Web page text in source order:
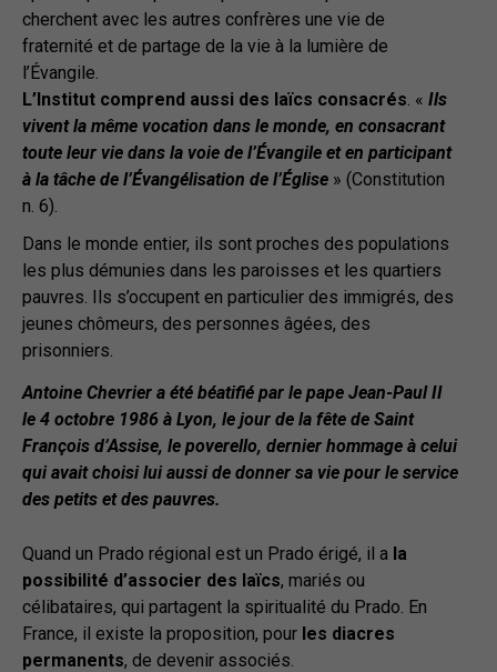
cherchent avec les autres confrères une vie de
fraternité et de partage de la vie à la lumière de
l’Évangile.
L’Institut comprend aussi des laïcs consacrés. « Ils
vivent la même vocation dans le monde, en consacrant
toute leur vie dans la voie de l’Évangile et en participant
à la tâche de l’Évangélisation de l’Église » (Constitution
n. 6).
Dans le monde entier, ils sont proches des populations
les plus démunies dans les paroisses et les quartiers
pauvres. Ils s’occupent en particulier des immigrés, des
jeunes chômeurs, des personnes âgées, des
prisonniers.
Antoine Chevrier a été béatifié par le pape Jean-Paul II
le 4 octobre 1986 à Lyon, le jour de la fête de Saint
François d’Assise, le poverello, dernier hommage à celui
qui avait choisi lui aussi de donner sa vie pour le service
des petits et des pauvres.
Quand un Prado régional est un Prado érigé, il a la
possibilité d’associer des laïcs, mariés ou
célibataires, qui partagent la spiritualité du Prado. En
France, il existe la proposition, pour les diacres
permanents, de devenir associés.